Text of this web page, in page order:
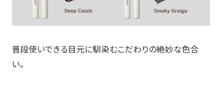
普段使いできる目元に馴染むこだわりの絶妙な色合
い。